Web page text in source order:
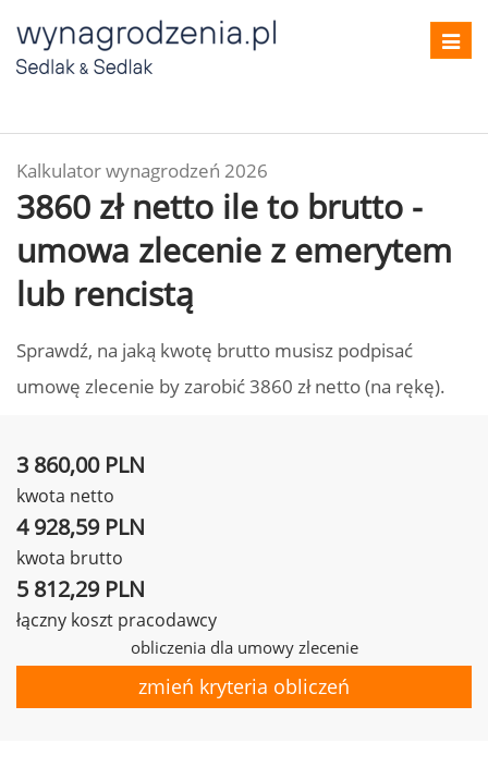
Kalkulator wynagrodzeń 2026
3860 zł netto ile to brutto -
umowa zlecenie z emerytem
lub rencistą
Sprawdź, na jaką kwotę brutto musisz podpisać
umowę zlecenie by zarobić 3860 zł netto (na rękę).
3 860,00 PLN
kwota netto
4 928,59 PLN
kwota brutto
5 812,29 PLN
łączny koszt pracodawcy
obliczenia dla umowy zlecenie
zmień kryteria obliczeń